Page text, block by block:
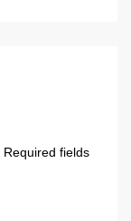
Required fields